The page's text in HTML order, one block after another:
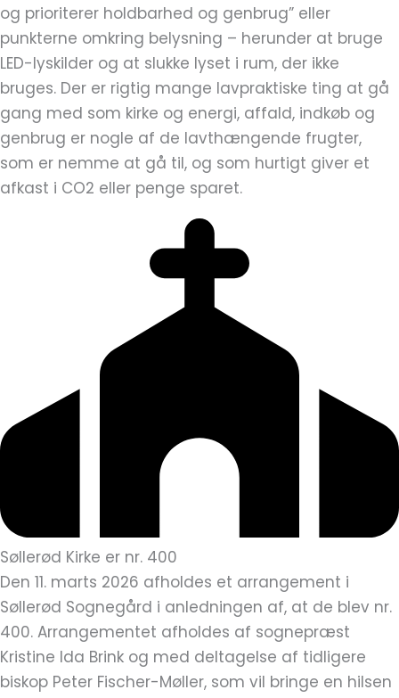
og prioriterer holdbarhed og genbrug” eller
punkterne omkring belysning – herunder at bruge
LED-lyskilder og at slukke lyset i rum, der ikke
bruges. Der er rigtig mange lavpraktiske ting at gå
gang med som kirke og energi, affald, indkøb og
genbrug er nogle af de lavthængende frugter,
som er nemme at gå til, og som hurtigt giver et
afkast i CO2 eller penge sparet.
Søllerød Kirke er nr. 400
Den 11. marts 2026 afholdes et arrangement i
Søllerød Sognegård i anledningen af, at de blev nr.
400. Arrangementet afholdes af sognepræst
Kristine Ida Brink og med deltagelse af tidligere
biskop Peter Fischer-Møller, som vil bringe en hilsen